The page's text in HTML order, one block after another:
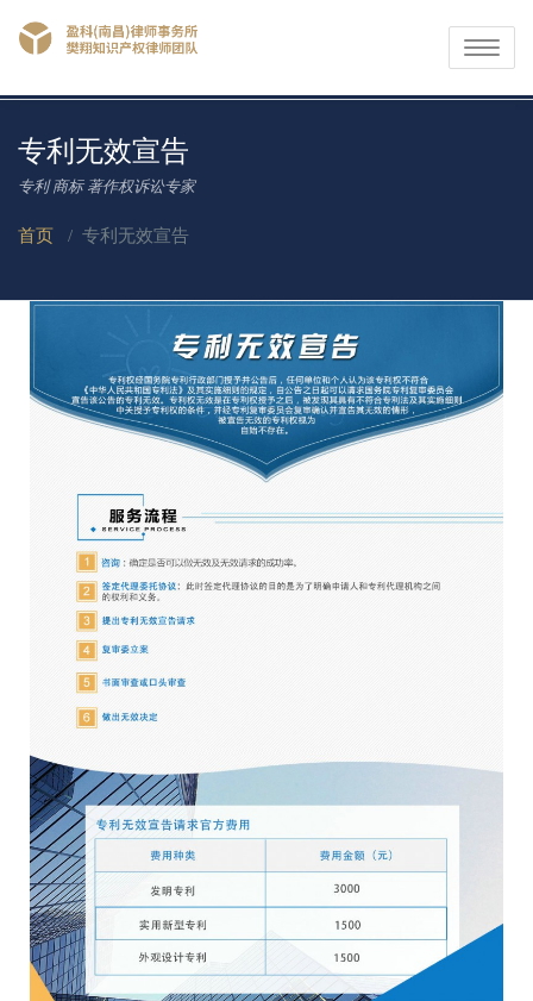
Toggle
专利无效宣告
专利 商标 著作权诉讼专家
首页 / 专利无效宣告